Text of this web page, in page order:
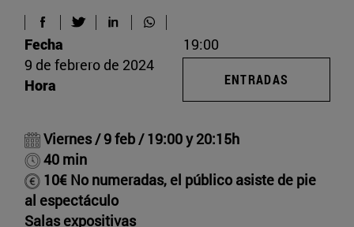
Viernes / 9 feb / 19:00 y 20:15h
40 min
10€ No numeradas, el público asiste de pie
al espectáculo
Salas expositivas
Fecha
9 de febrero de 2024
Hora
19:00
ENTRADAS